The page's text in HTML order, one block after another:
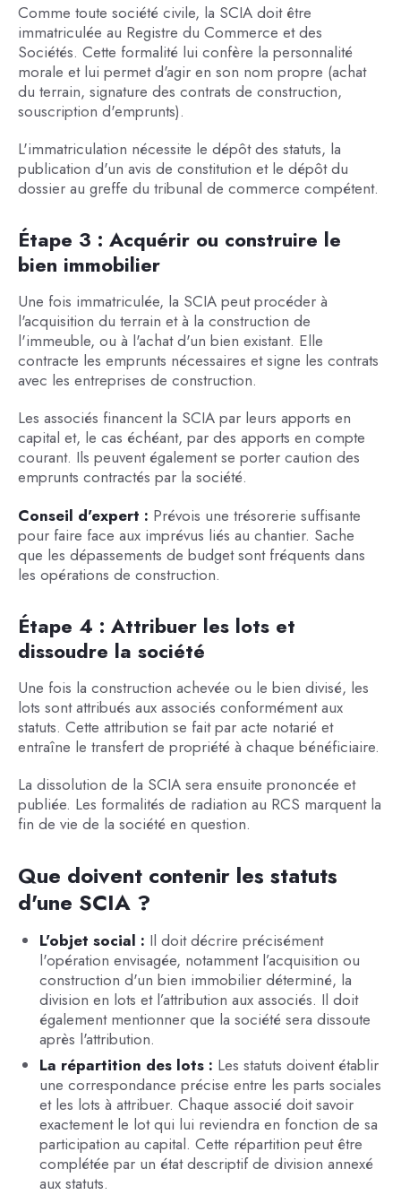
Comme toute société civile, la SCIA doit être
immatriculée au Registre du Commerce et des
Sociétés. Cette formalité lui confère la personnalité
morale et lui permet d'agir en son nom propre (achat
du terrain, signature des contrats de construction,
souscription d'emprunts).
L'immatriculation nécessite le dépôt des statuts, la
publication d'un avis de constitution et le dépôt du
dossier au greffe du tribunal de commerce compétent.
Étape 3 : Acquérir ou construire le
bien immobilier
Une fois immatriculée, la SCIA peut procéder à
l'acquisition du terrain et à la construction de
l'immeuble, ou à l'achat d'un bien existant. Elle
contracte les emprunts nécessaires et signe les contrats
avec les entreprises de construction.
Les associés financent la SCIA par leurs apports en
capital et, le cas échéant, par des apports en compte
courant. Ils peuvent également se porter caution des
emprunts contractés par la société.
Conseil d'expert : Prévois une trésorerie suffisante
pour faire face aux imprévus liés au chantier. Sache
que les dépassements de budget sont fréquents dans
les opérations de construction.
Étape 4 : Attribuer les lots et
dissoudre la société
Une fois la construction achevée ou le bien divisé, les
lots sont attribués aux associés conformément aux
statuts. Cette attribution se fait par acte notarié et
entraîne le transfert de propriété à chaque bénéficiaire.
La dissolution de la SCIA sera ensuite prononcée et
publiée. Les formalités de radiation au RCS marquent la
fin de vie de la société en question.
Que doivent contenir les statuts
d'une SCIA ?
L'objet social : Il doit décrire précisément
l'opération envisagée, notamment l’acquisition ou
construction d'un bien immobilier déterminé, la
division en lots et l’attribution aux associés. Il doit
également mentionner que la société sera dissoute
après l'attribution.
La répartition des lots : Les statuts doivent établir
une correspondance précise entre les parts sociales
et les lots à attribuer. Chaque associé doit savoir
exactement le lot qui lui reviendra en fonction de sa
participation au capital. Cette répartition peut être
complétée par un état descriptif de division annexé
aux statuts.